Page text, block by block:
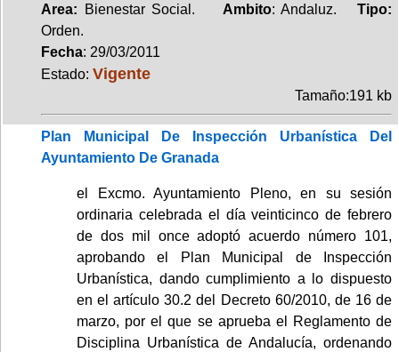
Area: Bienestar Social. Ambito: Andaluz.Tipo:
Orden.
Fecha: 29/03/2011
Estado: Vigente
Tamaño:191 kb
Plan Municipal De Inspección Urbanística Del
Ayuntamiento De Granada
el Excmo. Ayuntamiento Pleno, en su sesión
ordinaria celebrada el día veinticinco de febrero
de dos mil once adoptó acuerdo número 101,
aprobando el Plan Municipal de Inspección
Urbanística, dando cumplimiento a lo dispuesto
en el artículo 30.2 del Decreto 60/2010, de 16 de
marzo, por el que se aprueba el Reglamento de
Disciplina Urbanística de Andalucía, ordenando